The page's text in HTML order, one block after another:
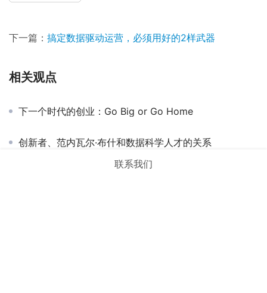
下一篇： 搞定数据驱动运营，必须用好的2样武器
相关观点
下一个时代的创业：Go Big or Go Home
创新者、范内瓦尔·布什和数据科学人才的关系
联系我们